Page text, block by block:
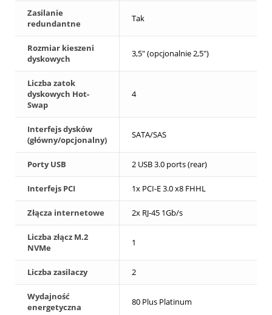
Zasilanie
redundantne
Tak
Rozmiar kieszeni
dyskowych
3,5" (opcjonalnie 2,5")
Liczba zatok
dyskowych Hot-
Swap
4
Interfejs dysków
(główny/opcjonalny)
SATA/SAS
Porty USB 2 USB 3.0 ports (rear)
Interfejs PCI 1x PCI-E 3.0 x8 FHHL
Złącza internetowe 2x RJ-45 1Gb/s
Liczba złącz M.2
NVMe
1
Liczba zasilaczy 2
Wydajność
energetyczna
80 Plus Platinum